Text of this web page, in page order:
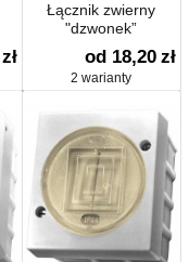
zł
Łącznik zwierny
"dzwonek”
od 18,20 zł
2 warianty